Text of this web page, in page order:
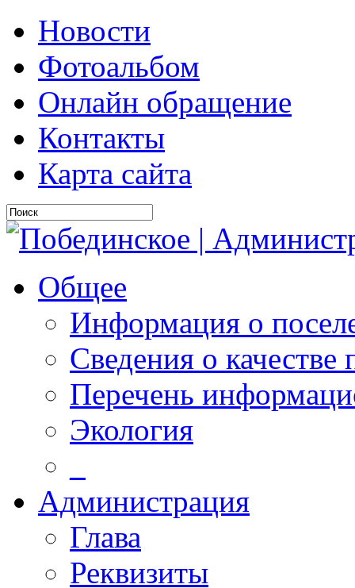
Новости
Фотоальбом
Онлайн обращение
Контакты
Карта сайта
Общее
Информация о
Сведения о качестве
Перечень
Экология
Администрация
Глава
Реквизиты